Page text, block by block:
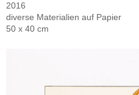
2016
diverse Materialien auf Papier
50 x 40 cm